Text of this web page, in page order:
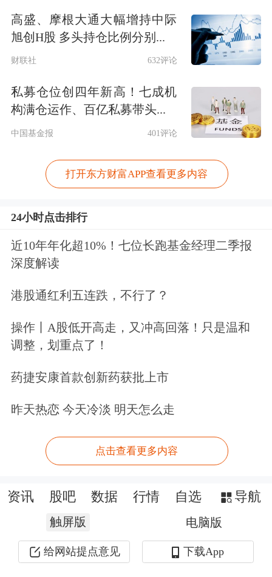
高盛、摩根大通大幅增持中际
旭创H股 多头持仓比例分别...
财联社 632评论
私募仓位创四年新高！七成机
构满仓运作、百亿私募带头...
中国基金报 401评论
打开东方财富APP查看更多内容
24小时点击排行
近10年年化超10%！七位长跑基金经理二季报
深度解读
港股通红利五连跌，不行了？
操作丨A股低开高走，又冲高回落！只是温和
调整，划重点了！
药捷安康首款创新药获批上市
昨天热恋 今天冷淡 明天怎么走
点击查看更多内容
资讯 股吧 数据 行情 自选 导航
触屏版 电脑版
给网站提点意见 下载App